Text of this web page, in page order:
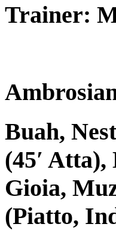
Trainer:
Buah,
(45′
Gioia,
(Piatto,